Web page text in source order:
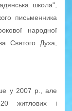
школа",
письменника
народної
Святого Духа,
у 2007 р., але
житлових і